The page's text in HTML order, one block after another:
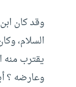
وقد كان
السلام،
يقترب
وعارضه ؟